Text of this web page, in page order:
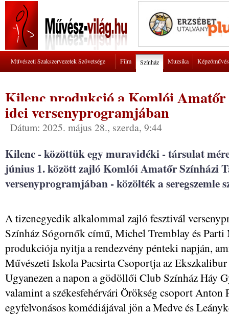
Művészeti Szakszervezetek Szövetsége Film Színház Muzsika
Kilenc produkció a Komlói Amatőr
idei versenyprogramjában
Dátum: 2025. május 28., szerda, 9:44
Kilenc - közöttük egy muravidéki - társulat
június 1. között zajló Komlói Amatőr Színházi
versenyprogramjában - közölték a seregszemle
A tizenegyedik alkalommal zajló fesztivál
Színház Sógornők című, Michel Tremblay és
produkciója nyitja a rendezvény pénteki napján,
Művészeti Iskola Pacsirta Csoportja az
Ugyanezen a napon a gödöllői Club Színház Háy
valamint a székesfehérvári Örökség csoport Anton
egyfelvonásos komédiájával jön a Medve és